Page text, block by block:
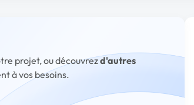
projet, ou découvrezd'autres
à vos besoins.